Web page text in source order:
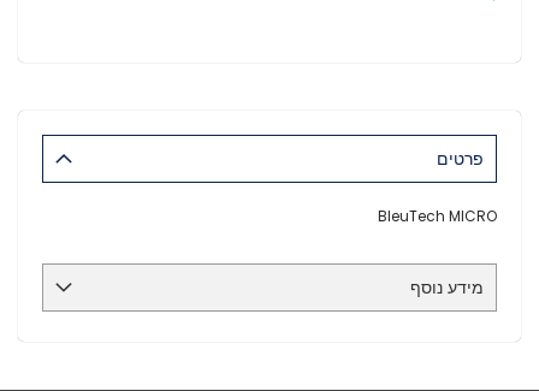
פרטים
BleuTech MICRO
מידע נוסף